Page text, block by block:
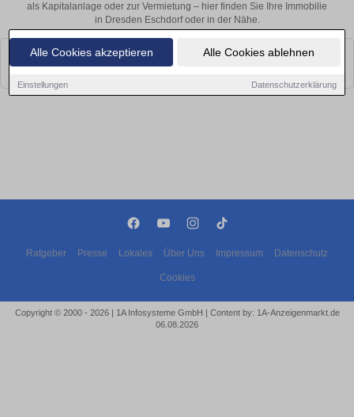
Alle Cookies akzeptieren Alle Cookies ablehnen
Einstellungen Datenschutzerklärung
als Kapitalanlage oder zur Vermietung – hier finden Sie Ihre Immobilie
in Dresden Eschdorf oder in der Nähe.
Leider konnten wir derzeit keine passenden Objekte finden. Schauen Sie
bald wieder vorbei!
Ratgeber Presse Lokales Über Uns Impressum Datenschutz
Cookies
Copyright © 2000 - 2026 | 1A Infosysteme GmbH | Content by: 1A-Anzeigenmarkt.de
06.08.2026